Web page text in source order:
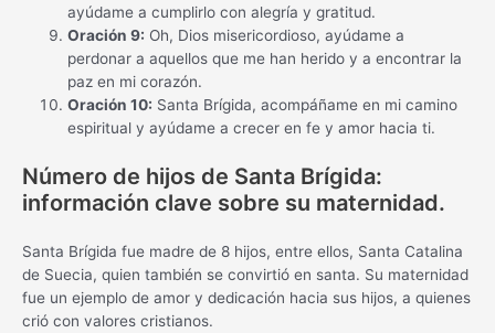
ayúdame a cumplirlo con alegría y gratitud.
Oración 9: Oh, Dios misericordioso, ayúdame a
perdonar a aquellos que me han herido y a encontrar la
paz en mi corazón.
Oración 10: Santa Brígida, acompáñame en mi camino
espiritual y ayúdame a crecer en fe y amor hacia ti.
Número de hijos de Santa Brígida:
información clave sobre su maternidad.
Santa Brígida fue madre de 8 hijos, entre ellos, Santa Catalina
de Suecia, quien también se convirtió en santa. Su maternidad
fue un ejemplo de amor y dedicación hacia sus hijos, a quienes
crió con valores cristianos.